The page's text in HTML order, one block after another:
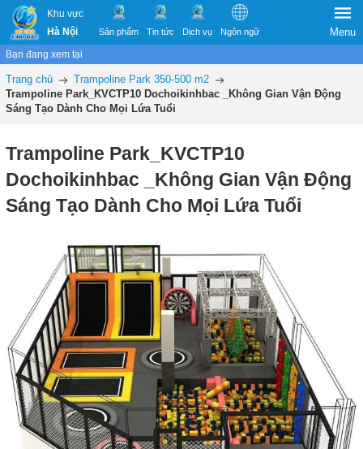
Khu vực
Hà Nội
Sản phẩm Tin tức Dịch vụ Ngôn ngữ Menu
Bạn đang xem tại
Trang chủ
Trampoline Park 350-500 m2
Trampoline Park_KVCTP10 Dochoikinhbac _Không Gian Vận Động
Sáng Tạo Dành Cho Mọi Lứa Tuổi
Trampoline Park_KVCTP10
Dochoikinhbac _Không Gian Vận Động
Sáng Tạo Dành Cho Mọi Lứa Tuổi